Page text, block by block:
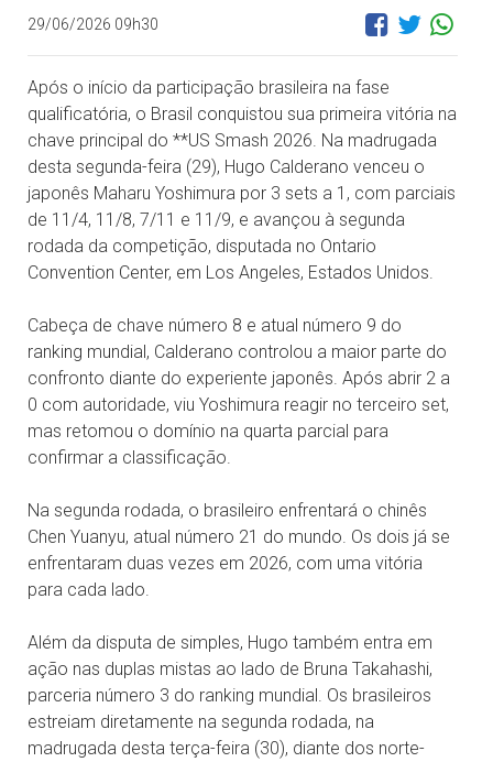
29/06/2026 09h30
Após o início da participação brasileira na fase
qualificatória, o Brasil conquistou sua primeira vitória na
chave principal do **US Smash 2026. Na madrugada
desta segunda-feira (29), Hugo Calderano venceu o
japonês Maharu Yoshimura por 3 sets a 1, com parciais
de 11/4, 11/8, 7/11 e 11/9, e avançou à segunda
rodada da competição, disputada no Ontario
Convention Center, em Los Angeles, Estados Unidos.
Cabeça de chave número 8 e atual número 9 do
ranking mundial, Calderano controlou a maior parte do
confronto diante do experiente japonês. Após abrir 2 a
0 com autoridade, viu Yoshimura reagir no terceiro set,
mas retomou o domínio na quarta parcial para
confirmar a classificação.
Na segunda rodada, o brasileiro enfrentará o chinês
Chen Yuanyu, atual número 21 do mundo. Os dois já se
enfrentaram duas vezes em 2026, com uma vitória
para cada lado.
Além da disputa de simples, Hugo também entra em
ação nas duplas mistas ao lado de Bruna Takahashi,
parceria número 3 do ranking mundial. Os brasileiros
estreiam diretamente na segunda rodada, na
madrugada desta terça-feira (30), diante dos norte-